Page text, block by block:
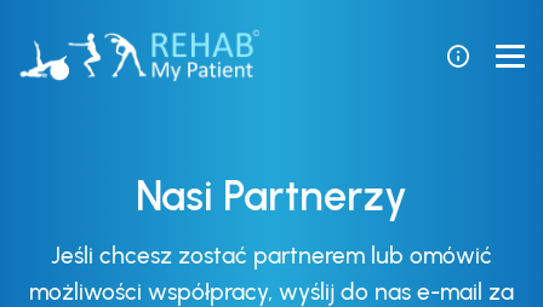
Nasi Partnerzy
Jeśli chcesz zostać partnerem lub omówić
możliwości współpracy, wyślij do nas e-mail za